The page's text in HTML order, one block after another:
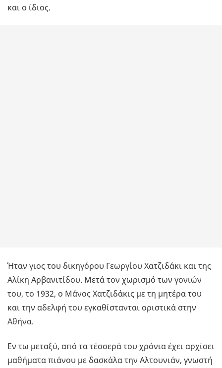
και ο ίδιος.
Ήταν γιος του δικηγόρου Γεωργίου Χατζιδάκι και της
Αλίκη Αρβανιτίδου. Μετά τον χωρισμό των γονιών
του, το 1932, ο Μάνος Χατζιδάκις με τη μητέρα του
και την αδελφή του εγκαθίστανται οριστικά στην
Αθήνα.
Εν τω μεταξύ, από τα τέσσερά του χρόνια έχει αρχίσει
μαθήματα πιάνου με δασκάλα την Αλτουνιάν, γνωστή